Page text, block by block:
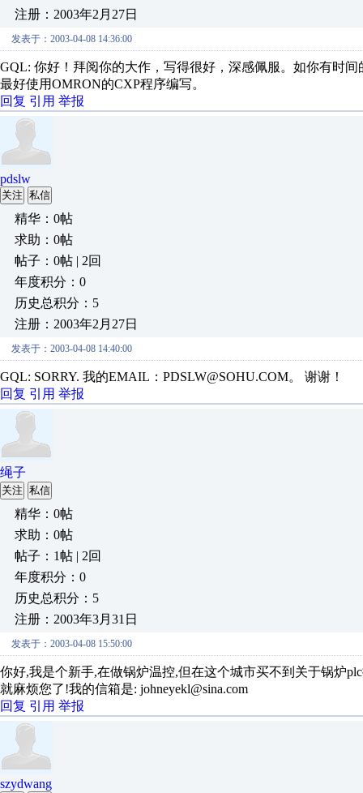
注册：2003年2月27日
发表于：2003-04-08 14:36:00
GQL: 你好！拜阅你的大作，写得很好，深感佩服。如你有时
最好使用OMRON的CXP程序编写。
回复 引用 举报
pdslw
关注 私信
精华：0帖
求助：0帖
帖子：0帖 | 2回
年度积分：0
历史总积分：5
注册：2003年2月27日
发表于：2003-04-08 14:40:00
GQL: SORRY. 我的EMAIL：PDSLW@SOHU.COM。 谢谢！
回复 引用 举报
绳子
关注 私信
精华：0帖
求助：0帖
帖子：1帖 | 2回
年度积分：0
历史总积分：5
注册：2003年3月31日
发表于：2003-04-08 15:50:00
你好,我是个新手,在做锅炉温控,但在这个城市买不到关于锅炉
就麻烦您了!我的信箱是: johneyekl@sina.com
回复 引用 举报
szydwang